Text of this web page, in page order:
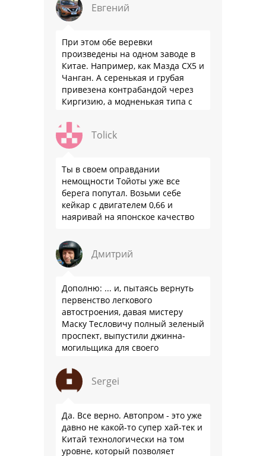
Евгений
При этом обе веревки
произведены на одном заводе в
Китае. Например, как Мазда СХ5 и
Чанган. А серенькая и грубая
привезена контрабандой через
Киргизию, а модненькая типа с
Tolick
Ты в своем оправдании
немощности Тойоты уже все
берега попутал. Возьми себе
кейкар с двигателем 0,66 и
наяривай на японское качество
Дмитрий
Дополню: ... и, пытаясь вернуть
первенство легкового
автостроения, давая мистеру
Маску Тесловичу полный зеленый
проспект, выпустили джинна-
могильщика для своего
Sergei
Да. Все верно. Автопром - это уже
давно не какой-то супер хай-тек и
Китай технологически на том
уровне, который позволяет